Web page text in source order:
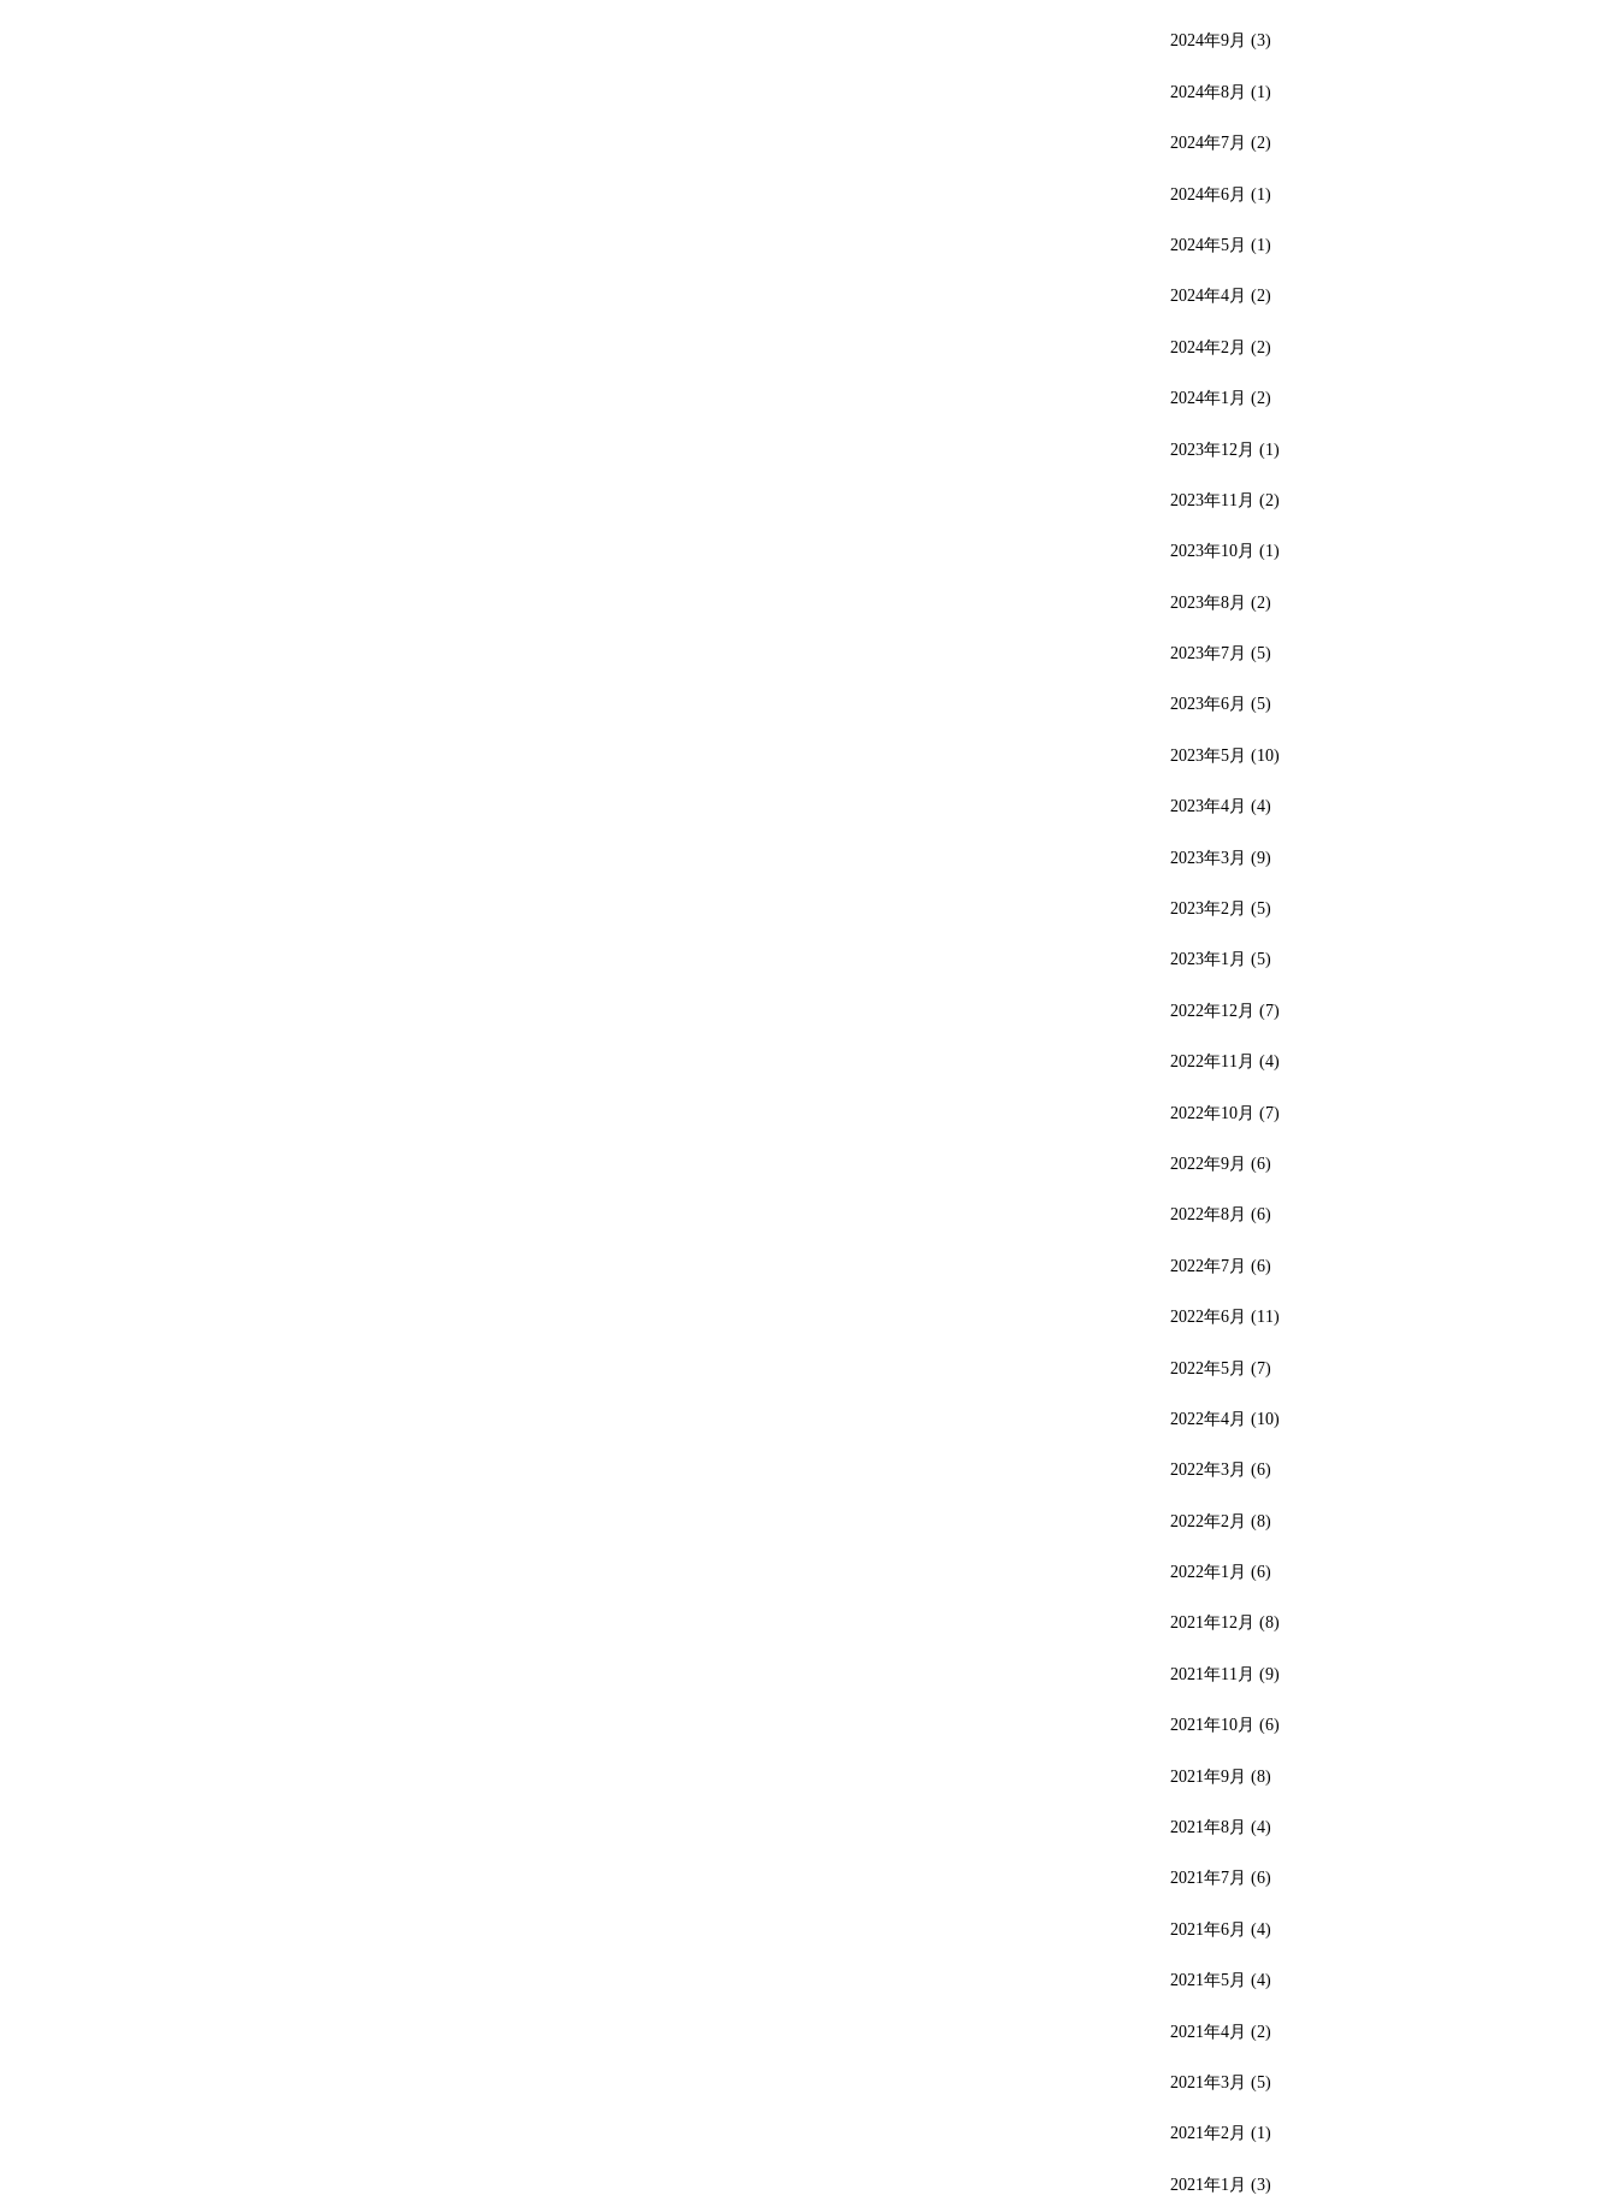
2024年9月 (3)
2024年8月 (1)
2024年7月 (2)
2024年6月 (1)
2024年5月 (1)
2024年4月 (2)
2024年2月 (2)
2024年1月 (2)
2023年12月 (1)
2023年11月 (2)
2023年10月 (1)
2023年8月 (2)
2023年7月 (5)
2023年6月 (5)
2023年5月 (10)
2023年4月 (4)
2023年3月 (9)
2023年2月 (5)
2023年1月 (5)
2022年12月 (7)
2022年11月 (4)
2022年10月 (7)
2022年9月 (6)
2022年8月 (6)
2022年7月 (6)
2022年6月 (11)
2022年5月 (7)
2022年4月 (10)
2022年3月 (6)
2022年2月 (8)
2022年1月 (6)
2021年12月 (8)
2021年11月 (9)
2021年10月 (6)
2021年9月 (8)
2021年8月 (4)
2021年7月 (6)
2021年6月 (4)
2021年5月 (4)
2021年4月 (2)
2021年3月 (5)
2021年2月 (1)
2021年1月 (3)